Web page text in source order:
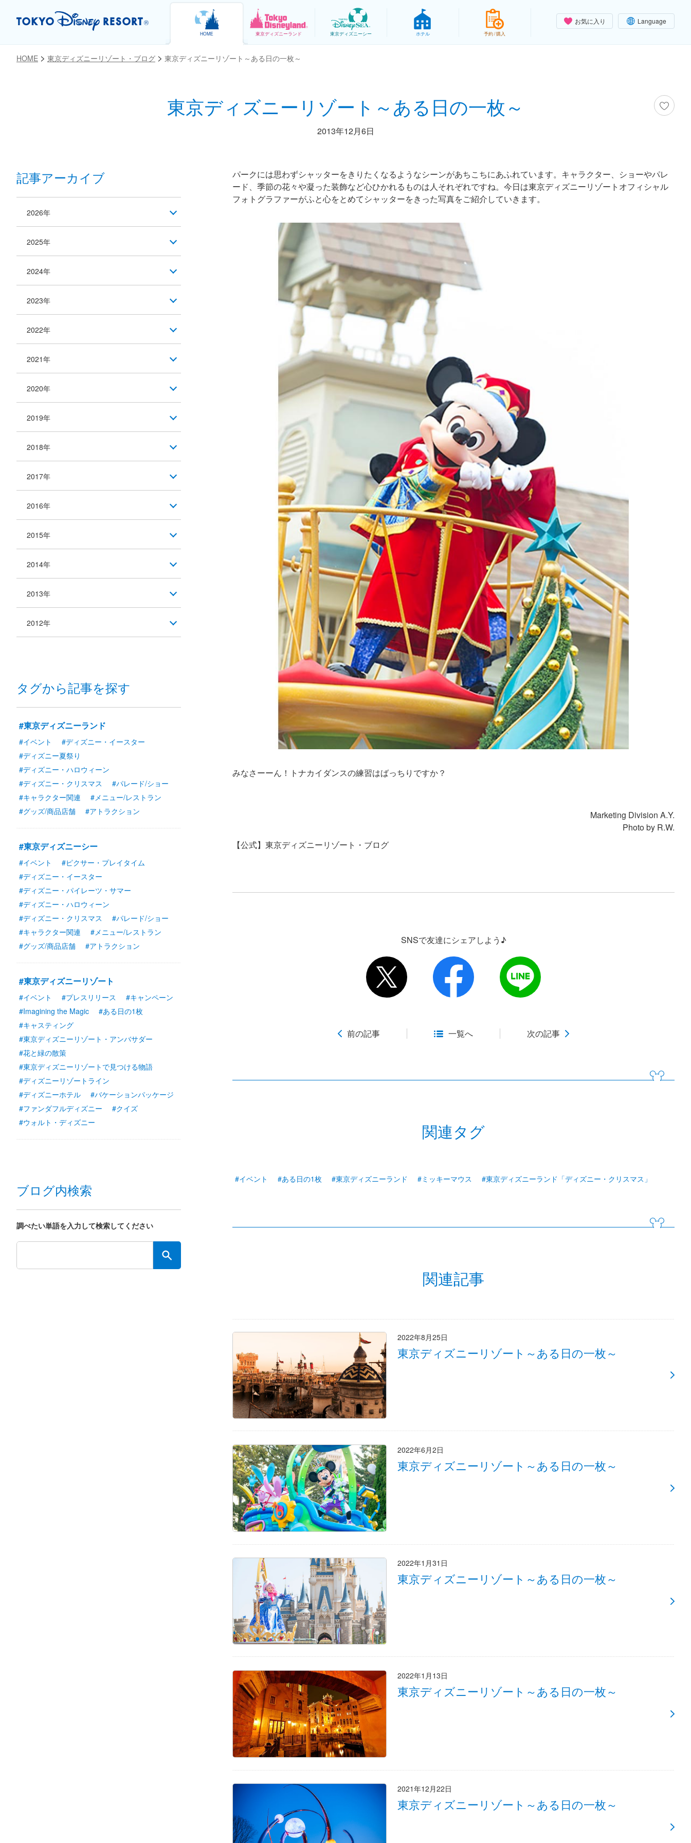
お気に入り Language
HOME 東京ディズニーランド 東京ディズニーシー ホテル 予約 / 購入
HOME 東京ディズニーリゾート・ブログ 東京ディズニーリゾート～ある日の一枚～
東京ディズニーリゾート～ある日の一枚～
お気に入り
2013年12月6日
パークには思わずシャッターをきりたくなるようなシーンがあちこちにあふれています。キャラクター、ショーやパレ
ード、季節の花々や凝った装飾など心ひかれるものは人それぞれですね。今日は東京ディズニーリゾートオフィシャル
フォトグラファーがふと心をとめてシャッターをきった写真をご紹介していきます。
みなさーーん！トナカイダンスの練習はばっちりですか？
Marketing Division A.Y.
Photo by R.W.
【公式】東京ディズニーリゾート・ブログ
SNSで友達にシェアしよう♪
前の記事 一覧へ 次の記事
関連タグ
#イベント #ある日の1枚 #東京ディズニーランド #ミッキーマウス #東京ディズニーランド「ディズニー・クリスマス」
関連記事
2022年8月25日
東京ディズニーリゾート～ある日の一枚～
2022年6月2日
東京ディズニーリゾート～ある日の一枚～
2022年1月31日
東京ディズニーリゾート～ある日の一枚～
2022年1月13日
東京ディズニーリゾート～ある日の一枚～
2021年12月22日
東京ディズニーリゾート～ある日の一枚～
記事アーカイブ
2026年
2025年
2024年
2023年
2022年
2021年
2020年
2019年
2018年
2017年
2016年
2015年
2014年
2013年
2012年
タグから記事を探す
#東京ディズニーランド
#イベント
#ディズニー・イースター
#ディズニー夏祭り
#ディズニー・ハロウィーン
#ディズニー・クリスマス
#パレード/ショー
#キャラクター関連
#メニュー/レストラン
#グッズ/商品店舗
#アトラクション
#東京ディズニーシー
#イベント
#ピクサー・プレイタイム
#ディズニー・イースター
#ディズニー・パイレーツ・サマー
#ディズニー・ハロウィーン
#ディズニー・クリスマス
#パレード/ショー
#キャラクター関連
#メニュー/レストラン
#グッズ/商品店舗
#アトラクション
#東京ディズニーリゾート
#イベント #プレスリリース
#キャンペーン
#Imagining the Magic
#ある日の1枚
#キャスティング
#東京ディズニーリゾート・アンバサダー
#花と緑の散策
#東京ディズニーリゾートで見つける物語
#ディズニーリゾートライン
#ディズニーホテル
#バケーションパッケージ
#ファンダフルディズニー
#クイズ
#ウォルト・ディズニー
ブログ内検索
調べたい単語を入力して検索してください